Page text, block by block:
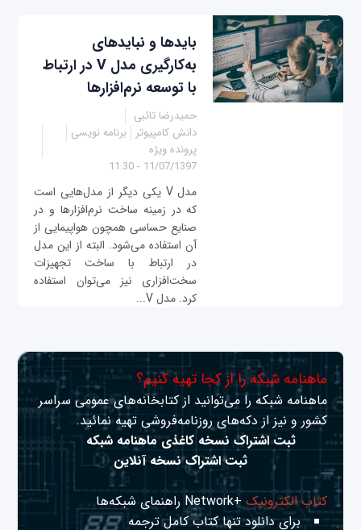
باید‌ها و نبایدها‌ی
به‌کارگیری مدل V در ارتباط
با توسعه نرم‌افزارها
حمیدرضا تائبی
دانش کامپیوتر
برنامه نویسی
پرونده ویژه
11/07/1397 - 11:30
مدل V یکی دیگر از مدل‌هایی است
که در زمینه ساخت نرم‌افزارها و در
صنایع حساسی همچون هواپیمایی از
آن استفاده می‌شود. البته از این مدل
در ارتباط با ساخت تجهیزات
سخت‌افزاری نیز می‌توان استفاده
کرد. مدل V...
ماهنامه شبکه را از کجا تهیه کنیم؟
ماهنامه شبکه را می‌توانید از کتابخانه‌های عمومی سراسر
کشور و نیز از دکه‌های روزنامه‌فروشی تهیه نمائید.
ثبت اشتراک نسخه کاغذی ماهنامه شبکه
ثبت اشتراک نسخه آنلاین
کتاب الکترونیک+Network راهنمای شبکه‌ها
برای دانلود تنها کتاب کامل ترجمه